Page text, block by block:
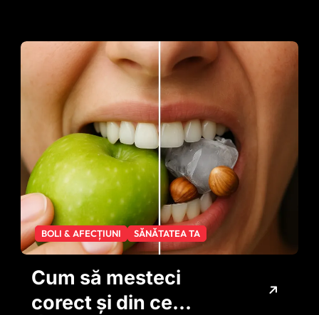
BOLI & AFECȚIUNI SĂNĂTATEA TA
Cum să mesteci
corect și din ce